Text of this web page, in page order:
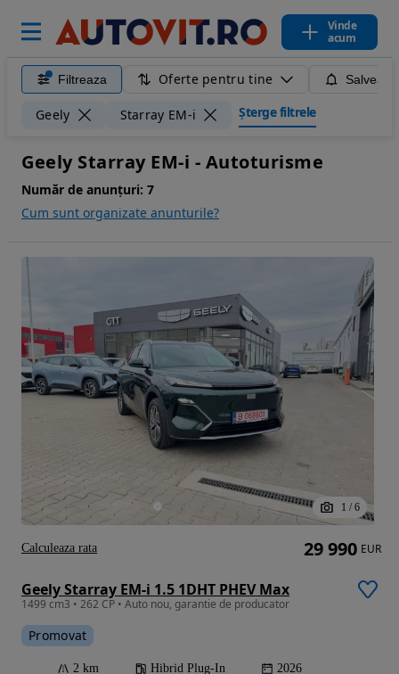
Vinde
acum
Filtreaza Oferte pentru tine
Geely Starray EM-i Șterge filtrele
Geely Starray EM-i - Autoturisme
Număr de anunțuri: 7
Cum sunt organizate anunturile?
1 / 6
Geely Starray EM-i 1.5 1DHT PHEV Max
1499 cm3 • 262 CP • Auto nou, garantie de producator
Promovat
2 km Hibrid Plug-In 2026
29 990 EUR
Calculeaza rata